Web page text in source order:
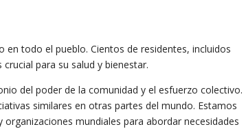
todo el pueblo. Cientos de residentes, incluidos
para su salud y bienestar.
del poder de la comunidad y el esfuerzo colectivo.
similares en otras partes del mundo. Estamos
mundiales para abordar necesidades